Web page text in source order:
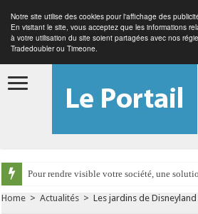
Notre site utilise des cookies pour l'affichage des
En visitant le site, vous acceptez que les informations
à votre utilisation du site soient partagées avec nos
Tradedoubler ou Timeone.
Pour rendre visible votre société, une
Home > Actualités > Les jardins de Disneyland